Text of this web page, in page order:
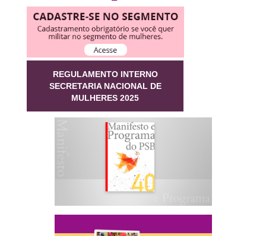
REGULAMENTO INTERNO
SECRETARIA NACIONAL DE
MULHERES 2025